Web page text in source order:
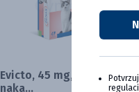
Evicto, 45 mg, roztok pro
naka...